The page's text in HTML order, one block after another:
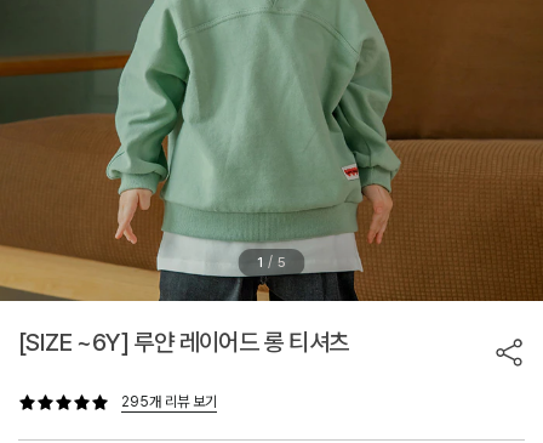
1 / 5
[SIZE ~6Y] 루얀 레이어드 롱 티셔츠
295개 리뷰 보기